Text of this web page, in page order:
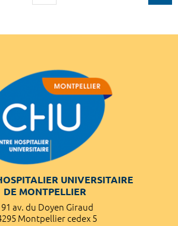
UNIVERSITAIRE
DE MONTPELLIER
av. du Doyen Giraud
Montpellier cedex 5